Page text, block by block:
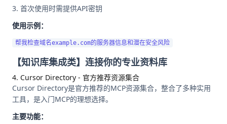
首次使用时需提供API密钥
使用示例：
【知识库集成类】连接你的专业资料库
4. Cursor Directory - 官方推荐资源集合
Cursor Directory是官方推荐的MCP资源集合，整合了多种实用
工具，是入门MCP的理想选择。
主要功能：